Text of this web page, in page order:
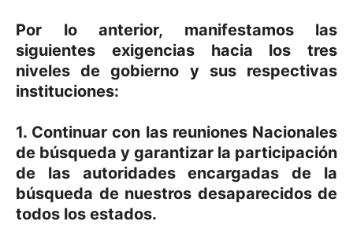
Por lo anterior, manifestamos las
siguientes exigencias hacia los tres
niveles de gobierno y sus respectivas
instituciones:
1. Continuar con las reuniones Nacionales
de búsqueda y garantizar la participación
de las autoridades encargadas de la
búsqueda de nuestros desaparecidos de
todos los estados.